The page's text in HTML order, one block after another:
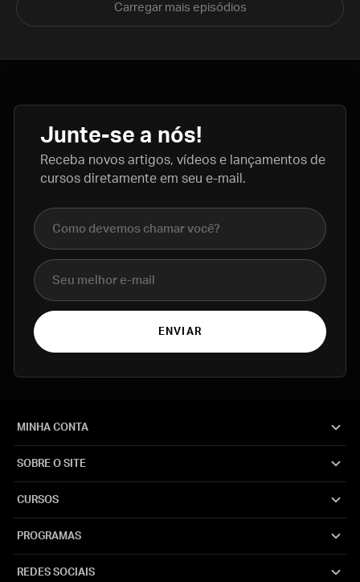
Carregar mais episódios
Junte-se a nós!
Receba novos artigos, vídeos e lançamentos de
cursos diretamente em seu e-mail.
Nome completo
E-mail
ENVIAR
MINHA CONTA
SOBRE O SITE
CURSOS
PROGRAMAS
REDES SOCIAIS